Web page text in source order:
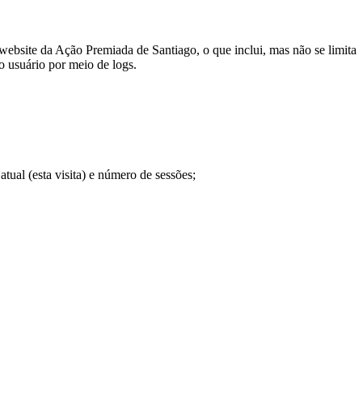
da Ação Premiada de Santiago, o que inclui, mas não se limita
usuário por meio de logs.
(esta visita) e número de sessões;